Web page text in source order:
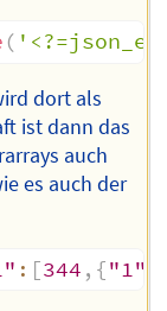
(
dort als
ist dann das
auch
es auch der
: [344 , {"1"